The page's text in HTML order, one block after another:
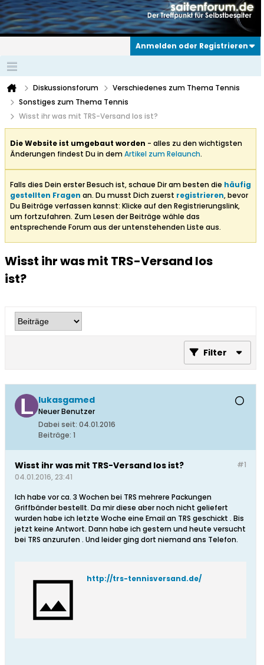
Anmelden oder Registrieren
Diskussionsforum
Verschiedenes zum Thema Tennis
Sonstiges zum Thema Tennis
Wisst ihr was mit TRS-Versand los ist?
Die Website ist umgebaut worden - alles zu den wichtigsten
Änderungen findest Du in demArtikel zum Relaunch.
Falls dies Dein erster Besuch ist, schaue Dir am besten die häufig
gestellten Fragen an. Du musst Dich zuerst registrieren, bevor
Du Beiträge verfassen kannst: Klicke auf den Registrierungslink,
um fortzufahren. Zum Lesen der Beiträge wähle das
entsprechende Forum aus der untenstehenden Liste aus.
Wisst ihr was mit TRS-Versand los
ist?
Filter
lukasgamed
Neuer Benutzer
Dabei seit: 04.01.2016
Beiträge: 1
#1
Wisst ihr was mit TRS-Versand los ist?
04.01.2016, 23:41
Ich habe vor ca. 3 Wochen bei TRS mehrere Packungen
Griffbänder bestellt. Da mir diese aber noch nicht geliefert
wurden habe ich letzte Woche eine Email an TRS geschickt . Bis
jetzt keine Antwort. Dann habe ich gestern und heute versucht
bei TRS anzurufen . Und leider ging dort niemand ans Telefon.
http://trs-tennisversand.de/